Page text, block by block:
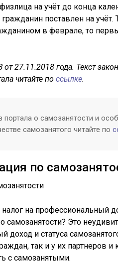
на учёт до конца
поставлен на учёт.
в феврале, то
27.11.2018 года. Текст
читайте по ссылке.
о самозанятости и
самозанятого читайте по
по
на профессиональный
самозанятости? Это
доход и статуса
так и у их партнеров и
с самозанятыми.